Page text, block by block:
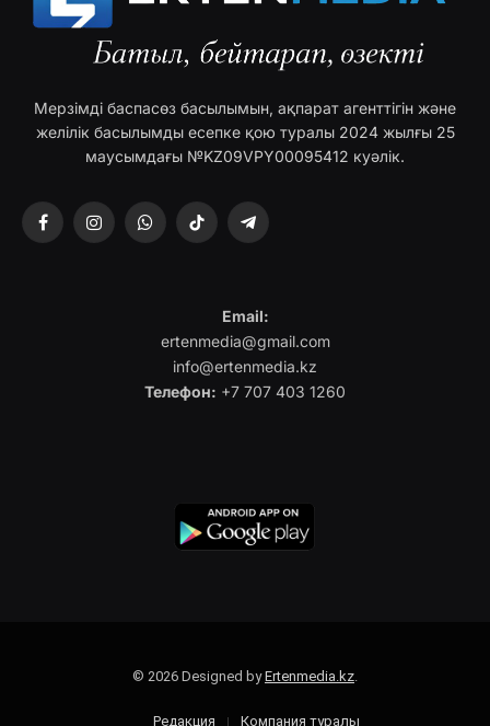
Мерзімді баспасөз басылымын, ақпарат агенттігін және
желілік басылымды есепке қою туралы 2024 жылғы 25
маусымдағы №KZ09VPY00095412 куәлік.
FacebookInstagramWhatsAppTikTok Telegram
Email:
ertenmedia@gmail.com
info@ertenmedia.kz
Телефон: +7 707 403 1260
© 2026 Designed byErtenmedia.kz
Редакция Компания туралы